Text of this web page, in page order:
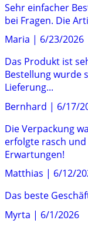
Sehr einfacher
bei Fragen. Die
Maria | 6/23/2026
Das Produkt ist
Bestellung wurde
Lieferung...
Bernhard | 6/17/
Die Verpackung
erfolgte rasch
Erwartungen!
Matthias | 6/12/
Das beste
Myrta | 6/1/2026